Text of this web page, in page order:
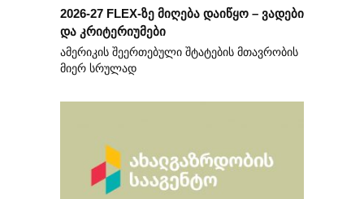
2026-27 FLEX-ზე მიღება დაიწყო – ვადები
და კრიტერიუმები
ამერიკის შეერთებული შტატების მთავრობის
მიერ სრულად